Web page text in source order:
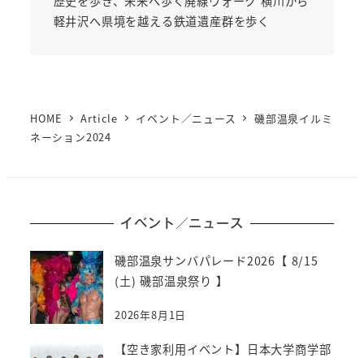
軽井沢へ県境を越える鉄道遺産群を歩く
HOME Article イベント／ニュース
磯部温泉イルミ
ネーション2024
イベント／ニュース
磯部温泉サンバパレード2026【 8/15
(土) 磯部温泉祭り 】
2026年8月1日
【空き家利用イベント】日本大学商学部